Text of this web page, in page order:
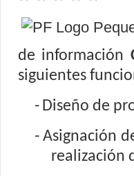
de información
siguientes
- Diseño de
- Asignación
realización